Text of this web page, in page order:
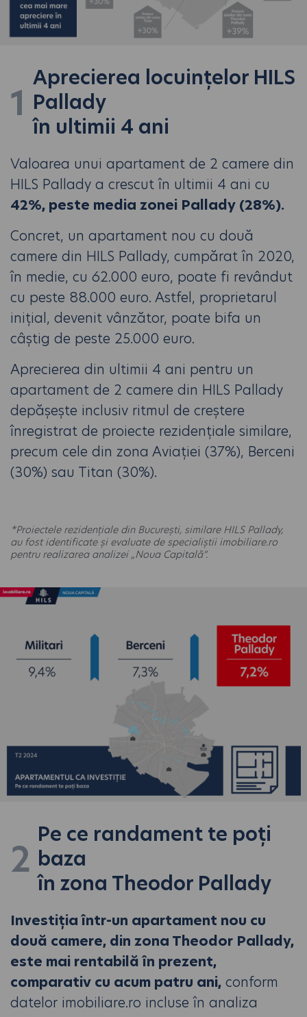
1
Aprecierea locuințelor HILS
Pallady
în ultimii 4 ani
Valoarea unui apartament de 2 camere din
HILS Pallady a crescut în ultimii 4 ani cu
42%, peste media zonei Pallady (28%).
Concret, un apartament nou cu două
camere din HILS Pallady, cumpărat în 2020,
în medie, cu 62.000 euro, poate fi revândut
cu peste 88.000 euro. Astfel, proprietarul
inițial, devenit vânzător, poate bifa un
câștig de peste 25.000 euro.
Aprecierea din ultimii 4 ani pentru un
apartament de 2 camere din HILS Pallady
depășește inclusiv ritmul de creștere
înregistrat de proiecte rezidențiale similare,
precum cele din zona Aviației (37%), Berceni
(30%) sau Titan (30%).
*Proiectele rezidențiale din București, similare HILS Pallady,
au fost identificate și evaluate de specialiștii imobiliare.ro
pentru realizarea analizei „Noua Capitală”.
2
Pe ce randament te poți
baza
în zona Theodor Pallady
Investiția într-un apartament nou cu
două camere, din zona Theodor Pallady,
este mai rentabilă în prezent,
comparativ cu acum patru ani, conform
datelor imobiliare.ro incluse în analiza